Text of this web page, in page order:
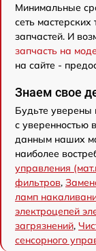
Минимальные
сеть
запчастей. И
запчасть на
на сайте -
Знаем свое
Будьте уверены
с уверенностью
данным наших
наиболее
управления
фильтров,
ламп
электроцепей
загрязнений,
сенсорного